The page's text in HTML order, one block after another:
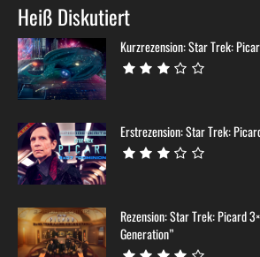
Heiß Diskutiert
Kurzrezension: Star Trek:
Erstrezension: Star Trek:
Rezension: Star Trek: Picard
Generation”